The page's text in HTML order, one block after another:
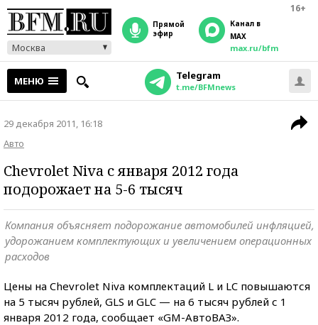
16+
Москва
прямой
эфир
Канал в
MAX
max.ru/bfm
МЕНЮ Telegram
t.me/BFMnews
29 декабря 2011, 16:18
Авто
Chevrolet Niva с января 2012 года
подорожает на 5-6 тысяч
Компания объясняет подорожание автомобилей инфляцией,
удорожанием комплектующих и увеличением операционных
расходов
Цены на Chevrolet Niva комплектаций L и LC повышаются
на 5 тысяч рублей, GLS и GLC — на 6 тысяч рублей с 1
января 2012 года, сообщает «GM-АвтоВАЗ».